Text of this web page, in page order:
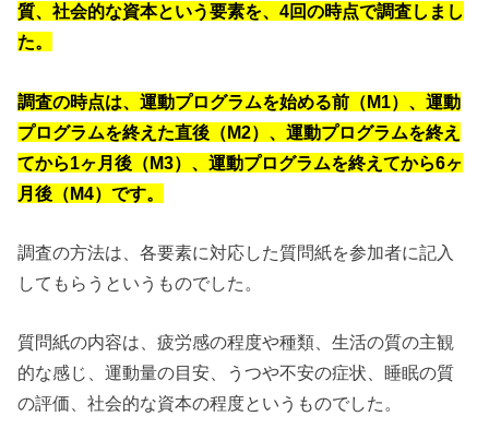
質、社会的な資本という要素を、4回の時点で調査しまし
た。
調査の時点は、運動プログラムを始める前（M1）、運動
プログラムを終えた直後（M2）、運動プログラムを終え
てから1ヶ月後（M3）、運動プログラムを終えてから6ヶ
月後（M4）です。
調査の方法は、各要素に対応した質問紙を参加者に記入
してもらうというものでした。
質問紙の内容は、疲労感の程度や種類、生活の質の主観
的な感じ、運動量の目安、うつや不安の症状、睡眠の質
の評価、社会的な資本の程度というものでした。